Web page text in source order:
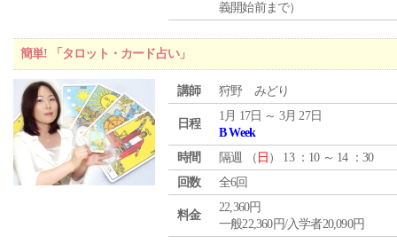
義開始前まで）
簡単! 「タロット・カード占い」
講師 狩野 みどり
日程
1月 17日 ～ 3月 27日
B Week
時間
隔週 （ 日 ） 13 ：10 ～ 14 ：30
回数
全6回
料金
22,360円
一般22,360円/入学者20,090円